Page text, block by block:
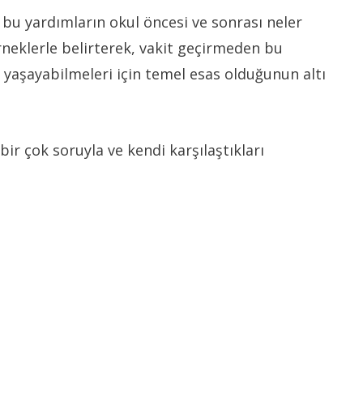
yardımların okul öncesi ve sonrası neler
belirterek, vakit geçirmeden bu
için temel esas olduğunun altı
çok soruyla ve kendi karşılaştıkları